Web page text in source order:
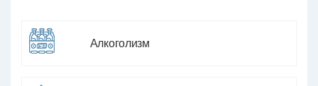
Алкоголизм